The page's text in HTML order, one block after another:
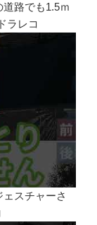
道路でも1.5ｍ
ラレコ
ェスチャーさ